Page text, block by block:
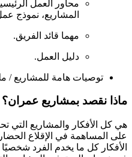
محاور العمل
المشاريع، نموذج
مهما قائد الفريق.
دليل العمل.
توصيات هامة للمشاريع /
ماذا نقصد بمشاريع عمران؟
هي كل الأفكار والمشاريع التي
على المساهمة في الإقلاع
الأفكار كل ما يخدم الفرد